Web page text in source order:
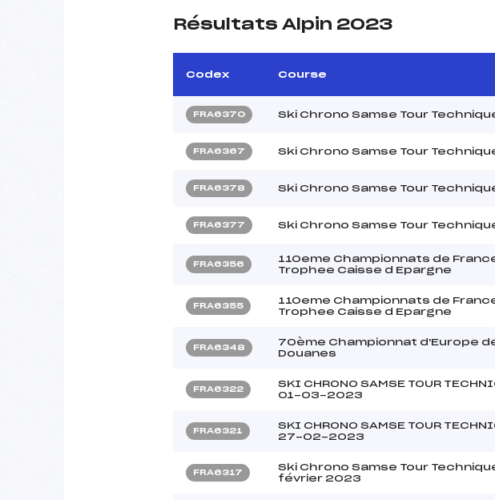
Résultats Alpin 2023
Codex Course
FRA6370 Ski Chrono Samse Tour
FRA6367 Ski Chrono Samse Tour
FRA6378 Ski Chrono Samse Tour
FRA6377 Ski Chrono Samse Tour
FRA6356
110eme Championnats de
Trophee Caisse d Epargne
FRA6355
110eme Championnats de
Trophee Caisse d Epargne
FRA6348
70ème Championnat d'Europe
Douanes
FRA6322
SKI CHRONO SAMSE TOUR
01-03-2023
FRA6321
SKI CHRONO SAMSE TOUR
27-02-2023
FRA6317
Ski Chrono Samse Tour
février 2023